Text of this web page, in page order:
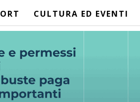
CULTURA ED EVENTI